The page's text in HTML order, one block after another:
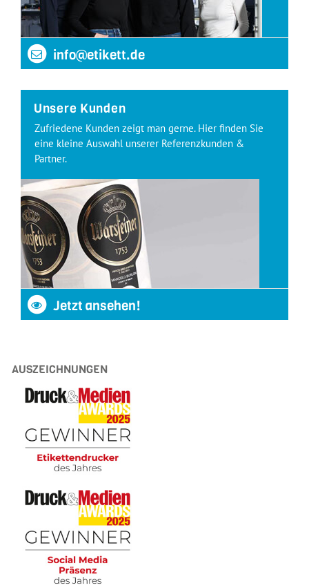
info@etikett.de
Unsere Kunden
Zufriedene Kunden zeigt man gerne. Hier finden Sie
eine kleine Auswahl unserer Referenzkunden &
Partner.
Jetzt ansehen!
AUSZEICHNUNGEN